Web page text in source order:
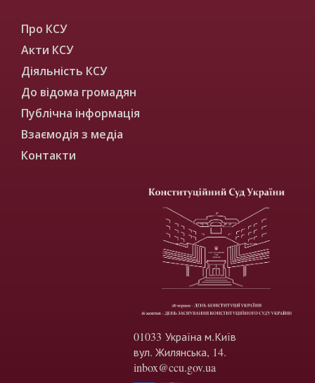
Про КСУ
Акти КСУ
Діяльність КСУ
До відома громадян
Публічна інформація
Взаємодія з медіа
Контакти
01033 Україна м.Київ
вул. Жилянська, 14.
inbox@ccu.gov.ua